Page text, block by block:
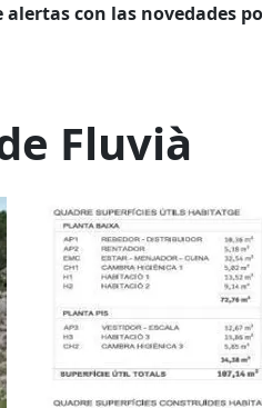
alertas con las novedades
Fluvià